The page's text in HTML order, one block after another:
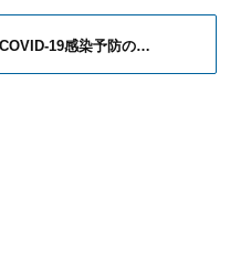
19感染予防の…